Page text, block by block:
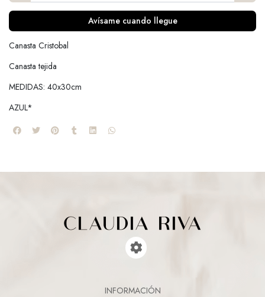
Avísame cuando llegue
Canasta Cristobal
Canasta tejida
MEDIDAS: 40x30cm
AZUL*
INFORMACIÓN